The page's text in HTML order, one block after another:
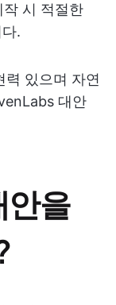
시 적절한
.
력 있으며 자연
대안
안을